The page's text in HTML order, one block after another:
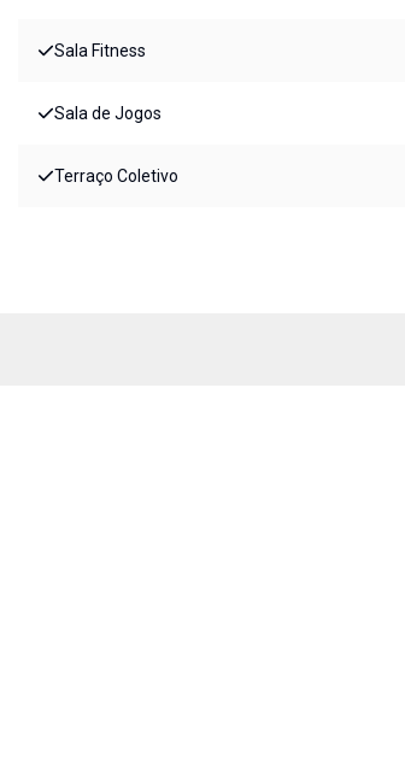
Sala Fitness
Sala de Jogos
Terraço Coletivo